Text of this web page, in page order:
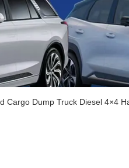
Cargo Dump Truck Diesel 4×4